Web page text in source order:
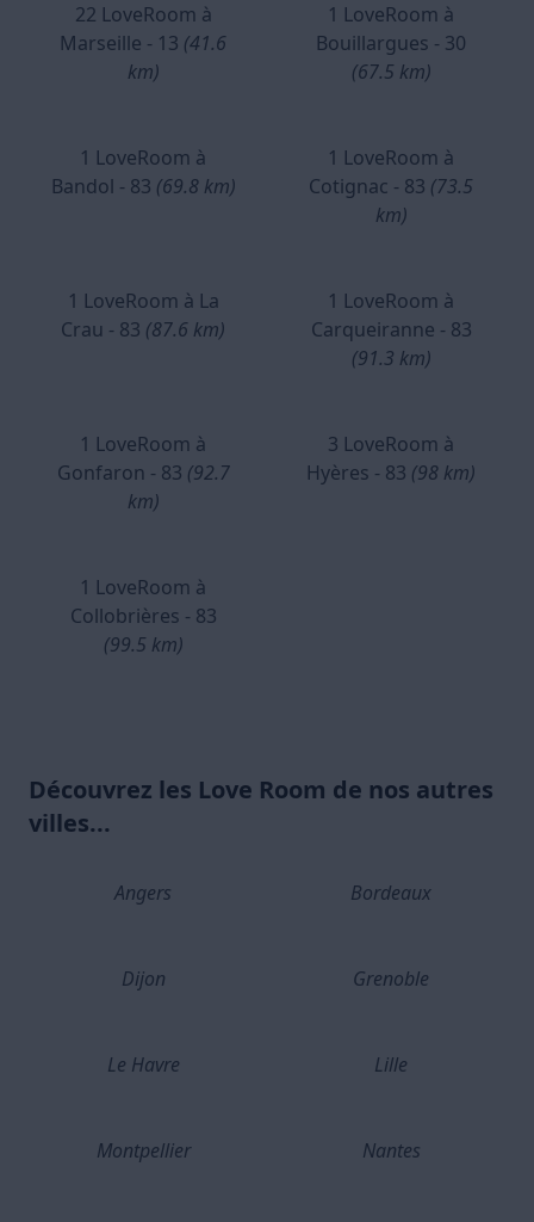
22 LoveRoom à
Marseille - 13 (41.6
km)
1 LoveRoom à
Bouillargues - 30
(67.5 km)
1 LoveRoom à
Bandol - 83 (69.8 km)
1 LoveRoom à
Cotignac - 83 (73.5
km)
1 LoveRoom à La
Crau - 83 (87.6 km)
1 LoveRoom à
Carqueiranne - 83
(91.3 km)
1 LoveRoom à
Gonfaron - 83 (92.7
km)
3 LoveRoom à
Hyères - 83 (98 km)
1 LoveRoom à
Collobrières - 83
(99.5 km)
Découvrez les Love Room de nos autres
villes...
Angers Bordeaux
Dijon Grenoble
Le Havre Lille
Montpellier Nantes